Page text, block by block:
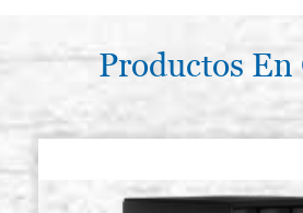
Productos